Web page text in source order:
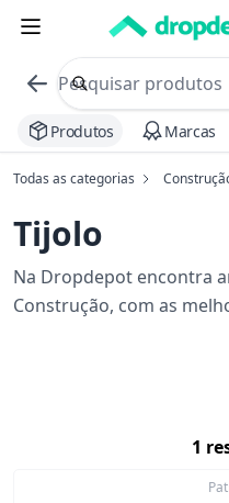
commerce search no
Procurar
Produtos Marcas
Todas as categorias
Tijolo
Na Dropdepot encontra
Construção, com as
1